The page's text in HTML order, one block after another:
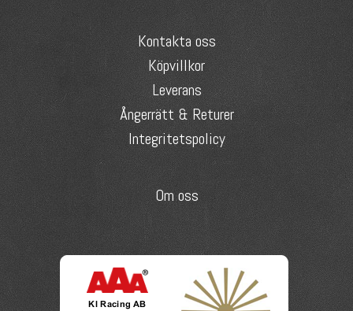
Kontakta oss
Köpvillkor
Leverans
Ångerrätt & Returer
Integritetspolicy
Om oss